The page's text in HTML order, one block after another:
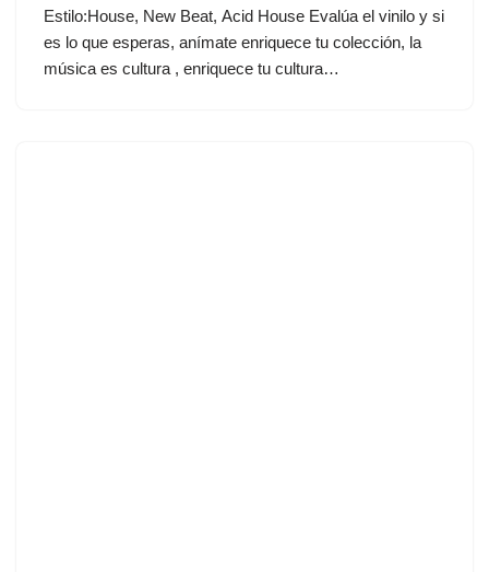
Estilo:House, New Beat, Acid House Evalúa el vinilo y si
es lo que esperas, anímate enriquece tu colección, la
música es cultura , enriquece tu cultura…